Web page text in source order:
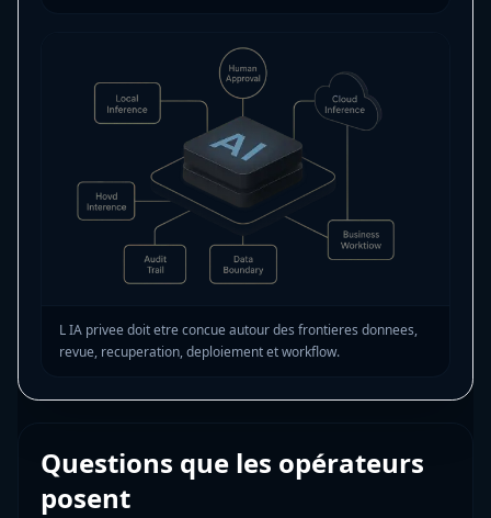
L IA privee doit etre concue autour des frontieres donnees,
revue, recuperation, deploiement et workflow.
Questions que les opérateurs
posent